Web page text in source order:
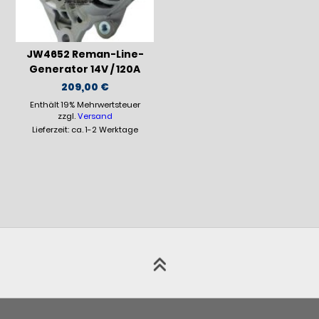
JW4652 Reman-Line-
Generator 14V / 120A
209,00 €
Enthält 19% Mehrwertsteuer
zzgl.Versand
Lieferzeit: ca. 1-2 Werktage